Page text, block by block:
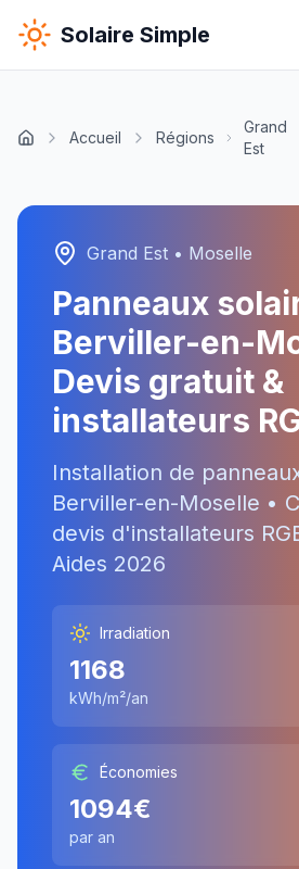
Solaire Simple
Accueil Régions
Grand
Est
Grand Est • Moselle
Panneaux
Berviller-en-
Devis gratuit &
installateurs
Installation de
Berviller-en-Moselle •
devis d'installateurs
Aides 2026
Irradiation
1168
kWh/m²/an
Économies
1094€
par an